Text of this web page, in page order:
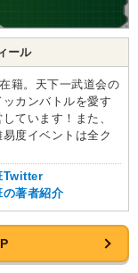
ール
籍。天下一武道会の
ッカンバトルを愛す
ています！また、
度イベントは全ク
Twitter
著者紹介